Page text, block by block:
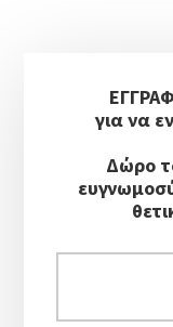
για να
Δώρο